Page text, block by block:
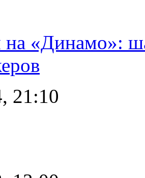
на «Динамо»:
21:10